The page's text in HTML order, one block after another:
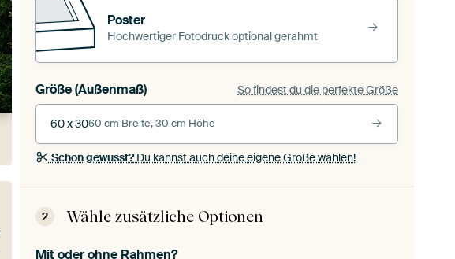
Poster
Hochwertiger Fotodruck optional gerahmt
Größe (Außenmaß) So findest du die perfekte Größe
60 x 3060 cm Breite, 30 cm Höhe
Schon gewusst?Du kannst auch deine eigene Größe wählen!
2 Wähle zusätzliche Optionen
Mit oder ohne Rahmen?